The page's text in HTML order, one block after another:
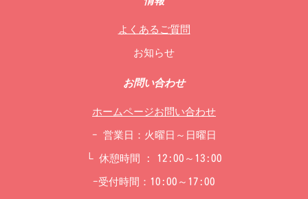
よくあるご質問
お知らせ
お問い合わせ
ホームページお問い合わせ
- 営業日：火曜日～日曜日
└ 休憩時間 : 12:00～13:00
-受付時間：10:00～17:00